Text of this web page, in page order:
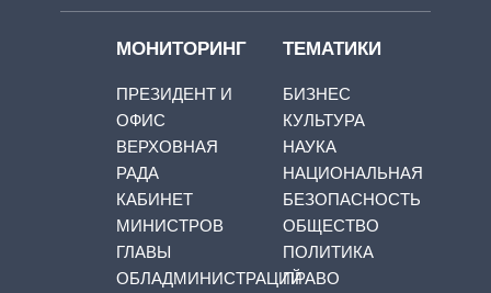
МОНИТОРИНГ
ПРЕЗИДЕНТ И
ОФИС
ВЕРХОВНАЯ
РАДА
КАБИНЕТ
МИНИСТРОВ
ГЛАВЫ
ОБЛАДМИНИСТРАЦИЙ
ТЕМАТИКИ
БИЗНЕС
КУЛЬТУРА
НАУКА
НАЦИОНАЛЬНАЯ
БЕЗОПАСНОСТЬ
ОБЩЕСТВО
ПОЛИТИКА
ПРАВО